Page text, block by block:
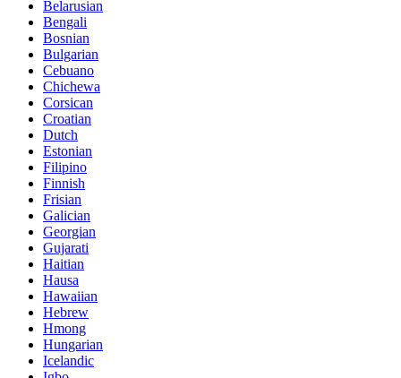
Belarusian
Bengali
Bosnian
Bulgarian
Cebuano
Chichewa
Corsican
Croatian
Dutch
Estonian
Filipino
Finnish
Frisian
Galician
Georgian
Gujarati
Haitian
Hausa
Hawaiian
Hebrew
Hmong
Hungarian
Icelandic